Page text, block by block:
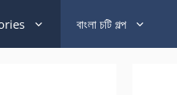
বাংলা চটি গল্প